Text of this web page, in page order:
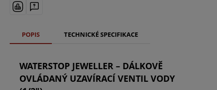
POPIS TECHNICKÉ SPECIFIKACE
WATERSTOP JEWELLER – DÁLKOVĚ
OVLÁDANÝ UZAVÍRACÍ VENTIL VODY